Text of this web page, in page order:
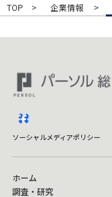
TOP 企業情報
ソーシャルメディアポリシー
ホーム
調査・研究